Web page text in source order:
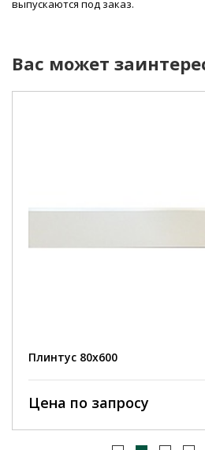
выпускаются под заказ.
Вас может
Плинтус 80х600
Цена по запросу